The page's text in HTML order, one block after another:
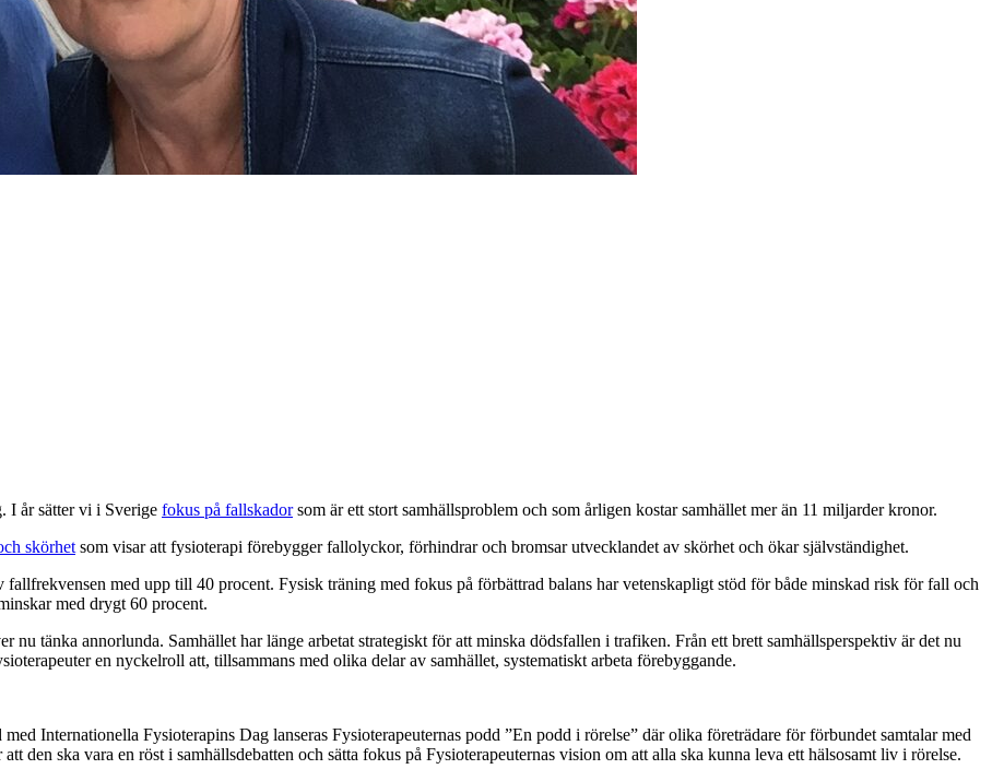
I år sätter vi i Sverige fokus på fallskadorsom är ett stort samhällsproblem och som årligen kostar samhället mer än 11 miljarder kronor.
skörhet som visar att fysioterapi förebygger fallolyckor, förhindrar och bromsar utvecklandet av skörhet och ökar självständighet.
med upp till 40 procent. Fysisk träning med fokus på förbättrad balans har vetenskapligt stöd för både minskad risk för fall och
med drygt 60 procent.
tänka annorlunda. Samhället har länge arbetat strategiskt för att minska dödsfallen i trafiken. Från ett brett samhällsperspektiv är det nu
en nyckelroll att, tillsammans med olika delar av samhället, systematiskt arbeta förebyggande.
med Internationella Fysioterapins Dag lanseras Fysioterapeuternas podd ”En podd i rörelse” där olika företrädare för förbundet samtalar med
den ska vara en röst i samhällsdebatten och sätta fokus på Fysioterapeuternas vision om att alla ska kunna leva ett hälsosamt liv i rörelse.